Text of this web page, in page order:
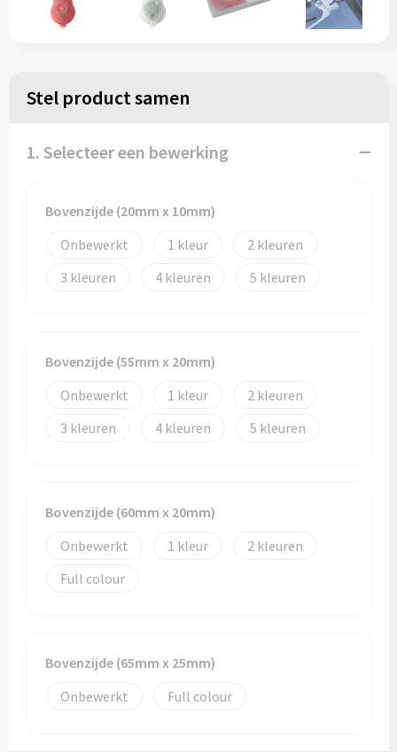
Stel product samen
1. Selecteer een bewerking
Bovenzijde (20mm x 10mm)
Onbewerkt
1
2
3
4 5
Bovenzijde (55mm x 20mm)
Onbewerkt
1
2
3
4 5
Bovenzijde (60mm x 20mm)
Onbewerkt
1
2
Full colour
Bovenzijde (65mm x 25mm)
Onbewerkt
Full colour